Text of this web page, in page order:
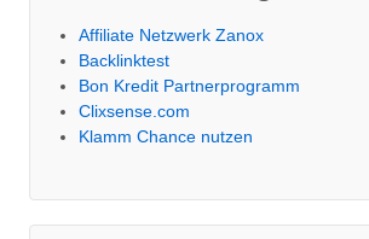
Affiliate Netzwerk Zanox
Backlinktest
Bon Kredit Partnerprogramm
Clixsense.com
Klamm Chance nutzen